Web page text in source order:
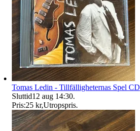
Tomas Ledin - Tillfälligheternas Spel CD
Sluttid12 aug 14:30.
Pris:25 kr,Utropspris.